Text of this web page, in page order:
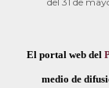
El portal web del
medio de